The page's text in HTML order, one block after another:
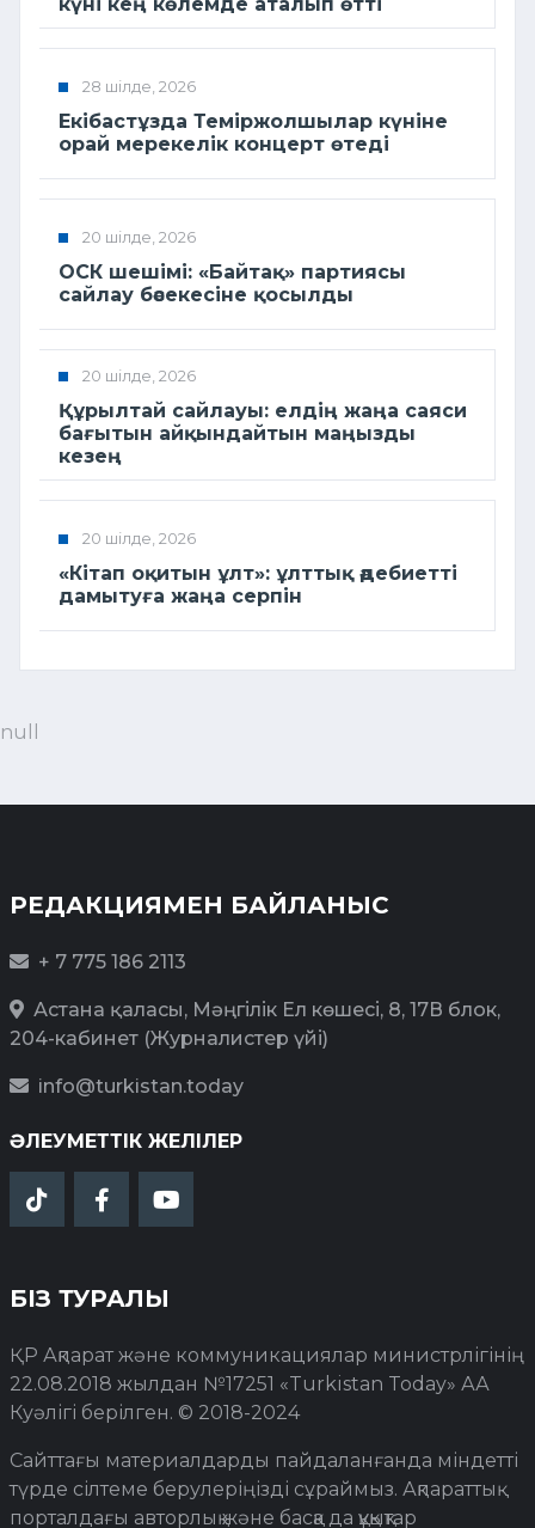
28 шілде, 2026
Екібастұзда Теміржолшылар күніне
орай мерекелік концерт өтеді
20 шілде, 2026
ОСК шешімі: «Байтақ» партиясы
сайлау бәсекесіне қосылды
20 шілде, 2026
Құрылтай сайлауы: елдің жаңа саяси
бағытын айқындайтын маңызды
кезең
20 шілде, 2026
«Кітап оқитын ұлт»: ұлттық әдебиетті
дамытуға жаңа серпін
null
РЕДАКЦИЯМЕН БАЙЛАНЫС
+ 7 775 186 2113
Астана қаласы, Мәңгілік Ел көшесі, 8, 17В блок,
204-кабинет (Журналистер үйі)
info@turkistan.today
ӘЛЕУМЕТТІК ЖЕЛІЛЕР
БІЗ ТУРАЛЫ
ҚР Ақпарат және коммуникациялар министрлігінің
22.08.2018 жылдан №17251 «Turkistan Today» АА
Куәлігі берілген. © 2018-2024
Сайттағы материалдарды пайдаланғанда міндетті
түрде сілтеме берулеріңізді сұраймыз. Ақпараттық
порталдағы авторлық және басқа да құқықтар